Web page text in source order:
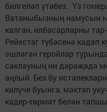
билгеләп үтәбез. Үз
Ватаныбызның намусын
калган, илбасарларны
Рейхстаг түбәсенә
эшләгән геройлар
саклауның ни дәрәҗәдә
аңлый. Без бу
килүче буынга, мәктәп
кадер-хөрмәт белән